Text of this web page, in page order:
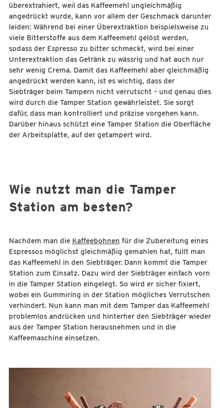
überextrahiert, weil das Kaffeemehl ungleichmäßig
angedrückt wurde, kann vor allem der Geschmack darunter
leiden: Während bei einer Überextraktion beispielsweise zu
viele Bitterstoffe aus dem Kaffeemehl gelöst werden,
sodass der Espresso zu bitter schmeckt, wird bei einer
Unterextraktion das Getränk zu wässrig und hat auch nur
sehr wenig Crema. Damit das Kaffeemehl aber gleichmäßig
angedrückt werden kann, ist es wichtig, dass der
Siebträger beim Tampern nicht verrutscht – und genau dies
wird durch die Tamper Station gewährleistet. Sie sorgt
dafür, dass man kontrolliert und präzise vorgehen kann.
Darüber hinaus schützt eine Tamper Station die Oberfläche
der Arbeitsplatte, auf der getampert wird.
Wie nutzt man die Tamper
Station am besten?
Nachdem man die Kaffeebohnen für die Zubereitung eines
Espressos möglichst gleichmäßig gemahlen hat, füllt man
das Kaffeemehl in den Siebträger. Dann kommt die Tamper
Station zum Einsatz. Dazu wird der Siebträger einfach vorn
in die Tamper Station eingelegt. So wird er sicher fixiert,
wobei ein Gummiring in der Station mögliches Verrutschen
verhindert. Nun kann man mit dem Tamper das Kaffeemehl
problemlos andrücken und hinterher den Siebträger wieder
aus der Tamper Station herausnehmen und in die
Kaffeemaschine einsetzen.